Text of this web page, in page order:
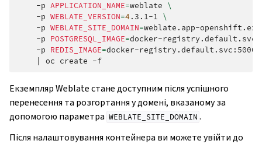
-p APPLICATION_NAME=weblate \
-p WEBLATE_VERSION=4 .3.1-1 \
-p WEBLATE_SITE_DOMAIN=weblate.app-
-p POSTGRESQL_IMAGE=docker-
-p REDIS_IMAGE=docker-
oc create
Екземпляр Weblate стане доступним після успішного
перенесення та розгортання у домені, вказаному за
допомогою параметра WEBLATE_SITE_DOMAIN .
Після налаштовування контейнера ви можете увійти до